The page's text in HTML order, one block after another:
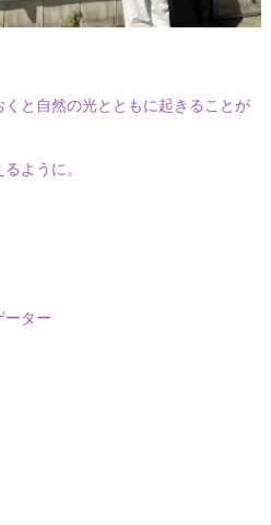
と自然の光とともに起きることが
ように。
ーター